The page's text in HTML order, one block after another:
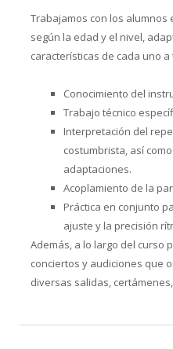
Trabajamos con los
según la edad y el nivel,
características de cada uno a
Conocimiento del
Trabajo técnico
Interpretación del
costumbrista, así
adaptaciones.
Acoplamiento de la
Práctica en conjunto
ajuste y la precisión
Además, a lo largo del curso
conciertos y audiciones que
diversas salidas,